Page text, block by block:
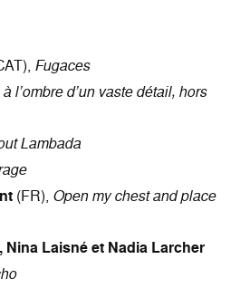
Fugaces
à l’ombre d’un vaste détail, hors
Lambada
(FR), Open my chest and place
Laisné et Nadia Larcher